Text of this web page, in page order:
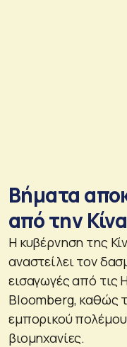
Βήματα
από την Κίνα
Η κυβέρνηση της
αναστείλει τον
εισαγωγές από τις
Bloomberg, καθώς
εμπορικού
βιομηχανίες.